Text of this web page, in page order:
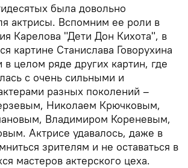
была довольно
актрисы. Вспомним ее роли в
Карелова "Дети Дон Кихота", в
картине Станислава Говорухина
в целом ряде других картин, где
с очень сильными и
разных поколений –
Николаем Крючковым,
Владимиром Кореневым,
Актрисе удавалось, даже в
зрителям и не оставаться в
мастеров актерского цеха.